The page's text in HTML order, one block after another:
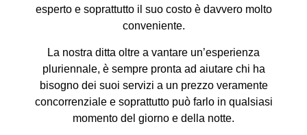
esperto e soprattutto il suo costo è davvero molto
conveniente.
La nostra ditta oltre a vantare un’esperienza
pluriennale, è sempre pronta ad aiutare chi ha
bisogno dei suoi servizi a un prezzo veramente
concorrenziale e soprattutto può farlo in qualsiasi
momento del giorno e della notte.